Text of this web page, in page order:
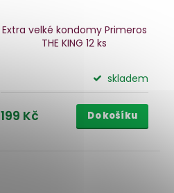
Extra velké kondomy Primeros
THE KING12 ks
skladem
199 Kč Do košíku